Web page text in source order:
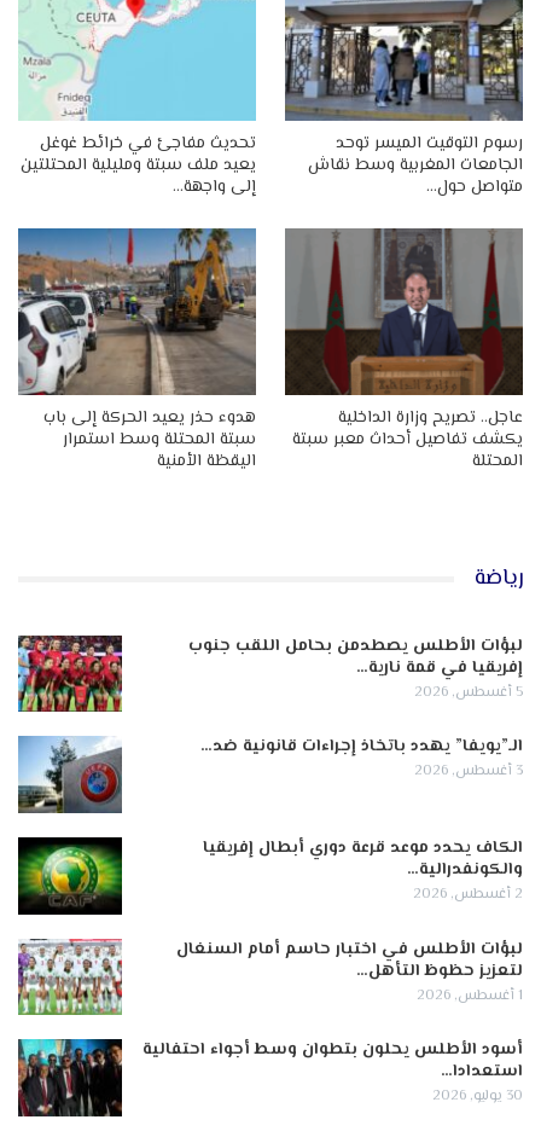
رسوم التوقيت الميسر توحد
الجامعات المغربية وسط نقاش
متواصل حول…
تحديث مفاجئ في خرائط غوغل
يعيد ملف سبتة ومليلية المحتلتين
إلى واجهة…
عاجل.. تصريح وزارة الداخلية
يكشف تفاصيل أحداث معبر سبتة
المحتلة
هدوء حذر يعيد الحركة إلى باب
سبتة المحتلة وسط استمرار
اليقظة الأمنية
رياضة
لبؤات الأطلس يصطدمن بحامل اللقب جنوب
إفريقيا في قمة نارية…
5 أغسطس, 2026
الـ”يويفا” يهدد باتخاذ إجراءات قانونية ضد…
3 أغسطس, 2026
الكاف يحدد موعد قرعة دوري أبطال إفريقيا
والكونفدرالية…
2 أغسطس, 2026
لبؤات الأطلس في اختبار حاسم أمام السنغال
لتعزيز حظوظ التأهل…
1 أغسطس, 2026
أسود الأطلس يحلون بتطوان وسط أجواء احتفالية
استعدادا…
30 يوليو, 2026